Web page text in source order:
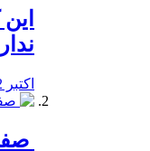
اکتبر 22, 2019